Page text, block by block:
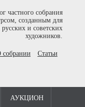
частного собрания
созданным для
и советских
художников.
собрании Статьи
АУКЦИОН